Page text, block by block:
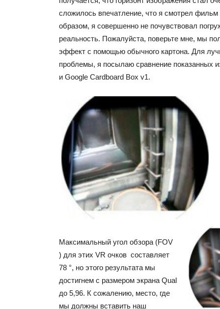
сложилось впечатление, что я смотрел фильм
образом, я совершенно не почувствовал
реальность. Пожалуйста, поверьте мне, мы
эффект с помощью обычного картона. Для
проблемы, я посылаю сравнение показанных
и Google Cardboard Box v1.
Максимальный угол обзора (FOV
) для этих VR очков составляет
78 °, но этого результата мы
достигнем с размером экрана Qual
до 5,96. К сожалению, место, где
мы должны вставить наш